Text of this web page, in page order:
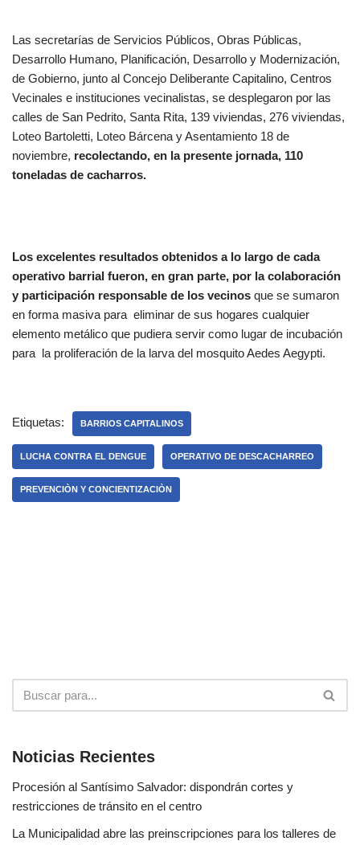
Las secretarías de Servicios Públicos, Obras Públicas,
Desarrollo Humano, Planificación, Desarrollo y Modernización,
de Gobierno, junto al Concejo Deliberante Capitalino, Centros
Vecinales e instituciones vecinalistas, se desplegaron por las
calles de San Pedrito, Santa Rita, 139 viviendas, 276 viviendas,
Loteo Bartoletti, Loteo Bárcena y Asentamiento 18 de
noviembre, recolectando, en la presente jornada, 110
toneladas de cacharros.
Los excelentes resultados obtenidos a lo largo de cada
operativo barrial fueron, en gran parte, por la colaboración
y participación responsable de los vecinos que se sumaron
en forma masiva para eliminar de sus hogares cualquier
elemento metálico que pudiera servir como lugar de incubación
para la proliferación de la larva del mosquito Aedes Aegypti.
Etiquetas: BARRIOS CAPITALINOS
LUCHA CONTRA EL DENGUE OPERATIVO DE DESCACHARREO
PREVENCIÒN Y CONCIENTIZACIÒN
Noticias Recientes
Procesión al Santísimo Salvador: dispondrán cortes y
restricciones de tránsito en el centro
La Municipalidad abre las preinscripciones para los talleres de